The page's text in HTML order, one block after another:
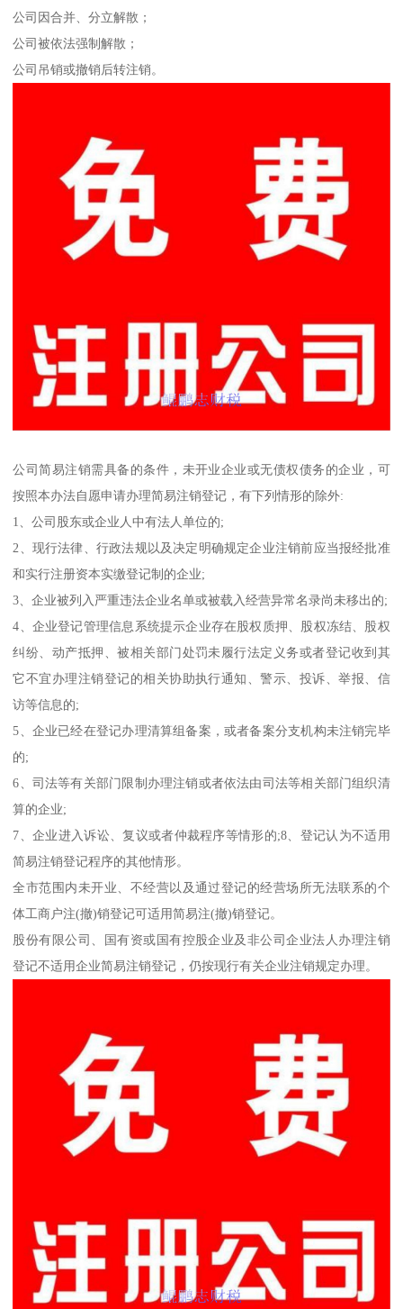
公司因合并、分立解散；
公司被依法强制解散；
公司吊销或撤销后转注销。
公司简易注销需具备的条件，未开业企业或无债权债务的企业，可
按照本办法自愿申请办理简易注销登记，有下列情形的除外:
1、公司股东或企业人中有法人单位的;
2、现行法律、行政法规以及决定明确规定企业注销前应当报经批准
和实行注册资本实缴登记制的企业;
3、企业被列入严重违法企业名单或被载入经营异常名录尚未移出的;
4、企业登记管理信息系统提示企业存在股权质押、股权冻结、股权
纠纷、动产抵押、被相关部门处罚未履行法定义务或者登记收到其
它不宜办理注销登记的相关协助执行通知、警示、投诉、举报、信
访等信息的;
5、企业已经在登记办理清算组备案，或者备案分支机构未注销完毕
的;
6、司法等有关部门限制办理注销或者依法由司法等相关部门组织清
算的企业;
7、企业进入诉讼、复议或者仲裁程序等情形的;8、登记认为不适用
简易注销登记程序的其他情形。
全市范围内未开业、不经营以及通过登记的经营场所无法联系的个
体工商户注(撤)销登记可适用简易注(撤)销登记。
股份有限公司、国有资或国有控股企业及非公司企业法人办理注销
登记不适用企业简易注销登记，仍按现行有关企业注销规定办理。